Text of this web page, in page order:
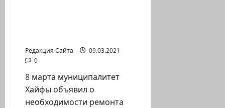
Редакция Сайта
09.03.2021
0
8 марта муниципалитет
Хайфы объявил о
необходимости ремонта